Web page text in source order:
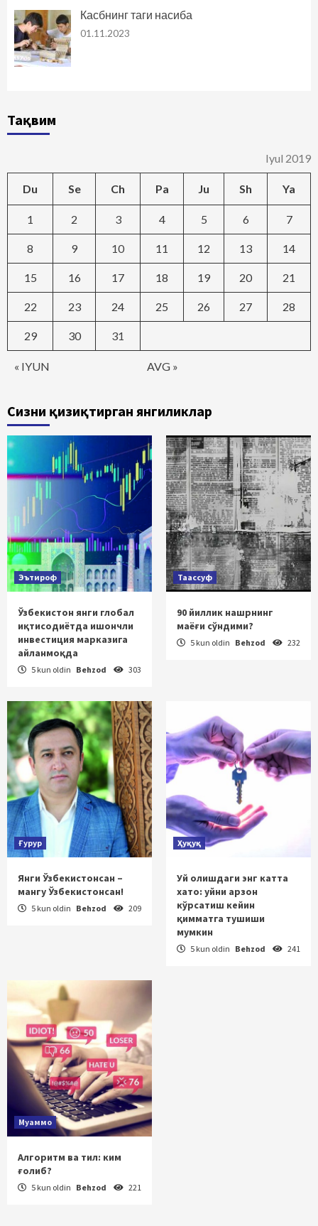
Касбнинг таги насиба
01.11.2023
Тақвим
Iyul 2019
Du Se Ch Pa Ju Sh Ya
« IYUN AVG »
1 2 3 4 5 6 7
8 9 10 11 12 13 14
15 16 17 18 19 20 21
22 23 24 25 26 27 28
29 30 31
Сизни қизиқтирган янгиликлар
Эътироф
Ўзбекистон янги глобал
иқтисодиётда ишончли
инвестиция марказига
айланмоқда
5 kun oldin Behzod 303
Таассуф
90 йиллик нашрнинг
маёғи сўндими?
5 kun oldin Behzod 232
Ғурур
Янги Ўзбекистонсан –
мангу Ўзбекистонсан!
5 kun oldin Behzod 209
Ҳуқуқ
Уй олишдаги энг катта
хато: уйни арзон
кўрсатиш кейин
қимматга тушиши
мумкин
5 kun oldin Behzod 241
Муаммо
Алгоритм ва тил: ким
ғолиб?
5 kun oldin Behzod 221